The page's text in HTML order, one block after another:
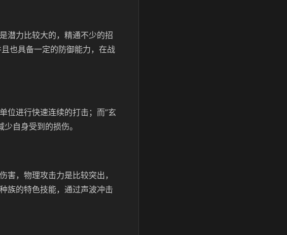
潜力比较大的，精通不少的招
也具备一定的防御能力，在战
位进行快速连续的打击；而”玄
自身受到的损伤。
害，物理攻击力是比较突出，
族的特色技能，通过声波冲击